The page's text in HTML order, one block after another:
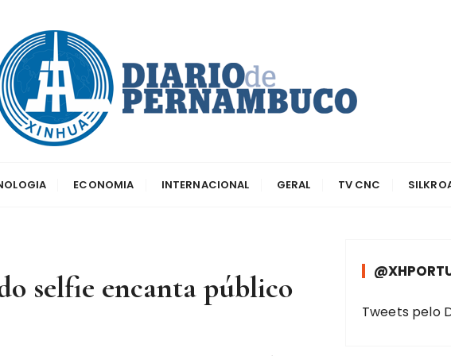
Pernambuco
ECONOMIA INTERNACIONAL GERAL TV CNC
selfie encanta público
Tweets pelo